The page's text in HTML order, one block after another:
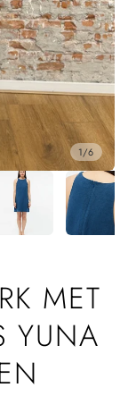
1/6
MET
YUNA